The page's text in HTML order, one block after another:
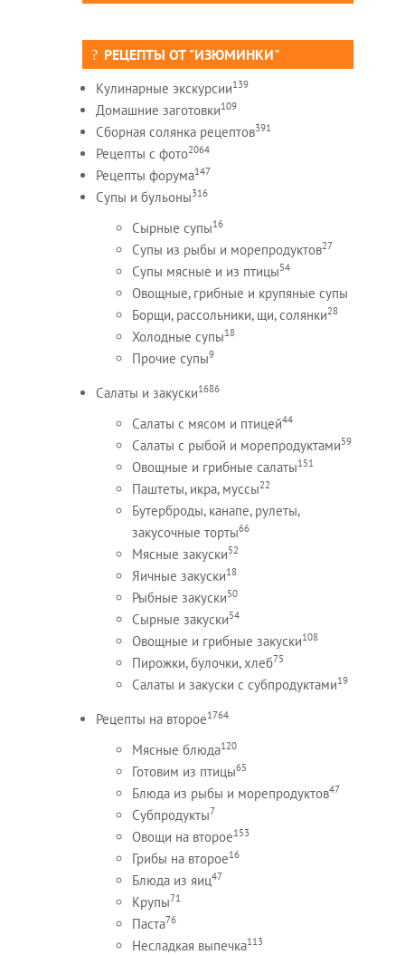
РЕЦЕПТЫ ОТ "ИЗЮМИНКИ"
Кулинарные экскурсии139
Домашние заготовки109
Сборная солянка рецептов391
Рецепты c фото2064
Рецепты форума147
Супы и бульоны316
Сырные супы16
Супы из рыбы и морепродуктов27
Супы мясные и из птицы54
Овощные, грибные и крупяные супы
Борщи, рассольники, щи, солянки28
Холодные супы18
Прочие супы9
Салаты и закуски1686
Салаты с мясом и птицей44
Салаты с рыбой и морепродуктами59
Овощные и грибные салаты151
Паштеты, икра, муссы22
Бутерброды, канапе, рулеты,
закусочные торты66
Мясные закуски52
Яичные закуски18
Рыбные закуски50
Сырные закуски54
Овощные и грибные закуски108
Пирожки, булочки, хлеб75
Салаты и закуски с субпродуктами19
Рецепты на второе1764
Мясные блюда120
Готовим из птицы65
Блюда из рыбы и морепродуктов47
Субпродукты7
Овощи на второе153
Грибы на второе16
Блюда из яиц47
Крупы71
Паста76
Несладкая выпечка113